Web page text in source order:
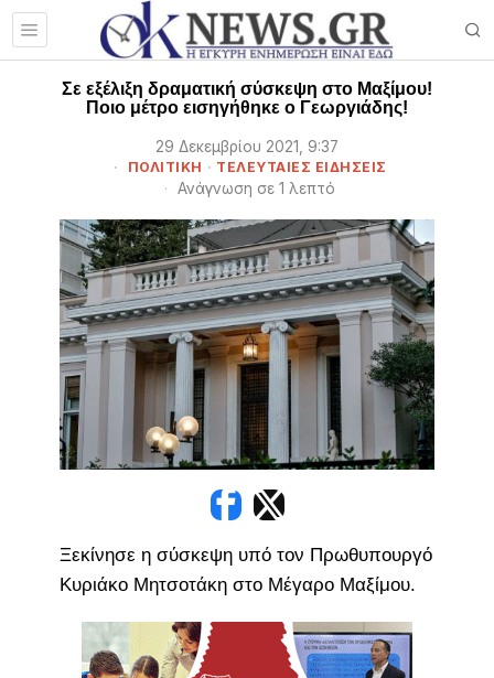
Σε εξέλιξη δραματική σύσκεψη στο Μαξίμου!
Ποιο μέτρο εισηγήθηκε ο Γεωργιάδης!
29 Δεκεμβρίου 2021, 9:37
ΠΟΛΙΤΙΚΗ · ΤΕΛΕΥΤΑΙΕΣ ΕΙΔΗΣΕΙΣ
Ανάγνωση σε 1 λεπτό
Ξεκίνησε η σύσκεψη υπό τον Πρωθυπουργό
Κυριάκο Μητσοτάκη στο Μέγαρο Μαξίμου.